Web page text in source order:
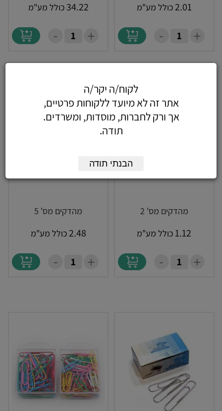
2.01כולל מע"מ
+
-
34.22 כולל מע"מ
+
-
מהדקים מס' 2
1.12 כולל מע"מ
+
-
מהדקים מס' 5
2.48כולל מע"מ
+
-
לקוח/ה יקר/ה
אתר זה לא מיועד ללקוחות פרטיים,
אך ורק לחברות, מוסדות, ומשרדים.
תודה.
הבנתי תודה